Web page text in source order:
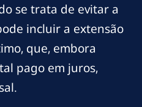
se trata de evitar a
incluir a extensão
que, embora
pago em juros,